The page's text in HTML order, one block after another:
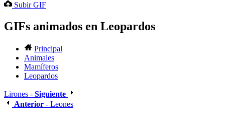
Subir GIF
GIFs animados en Leopardos
Principal
Animales
Mamíferos
Leopardos
Lirones - Siguiente
Anterior - Leones